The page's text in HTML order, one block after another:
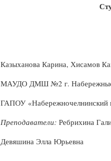
Казыханова Карина, Хисамов
МАУДО ДМШ №2 г.
ГАПОУ «Набережночелнинский
Преподаватели: Ребрихина
Девяшина Элла Юрьевна